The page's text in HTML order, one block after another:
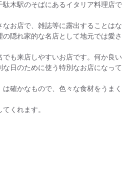
駄木駅のそばにあるイタリア料理店で
お店で、雑誌等に露出することはな
隠れ家的な名店として地元では愛さ
も来店しやすいお店です。何か良い
日のために使う特別なお店になって
確かなもので、色々な食材をうまく
くれます。